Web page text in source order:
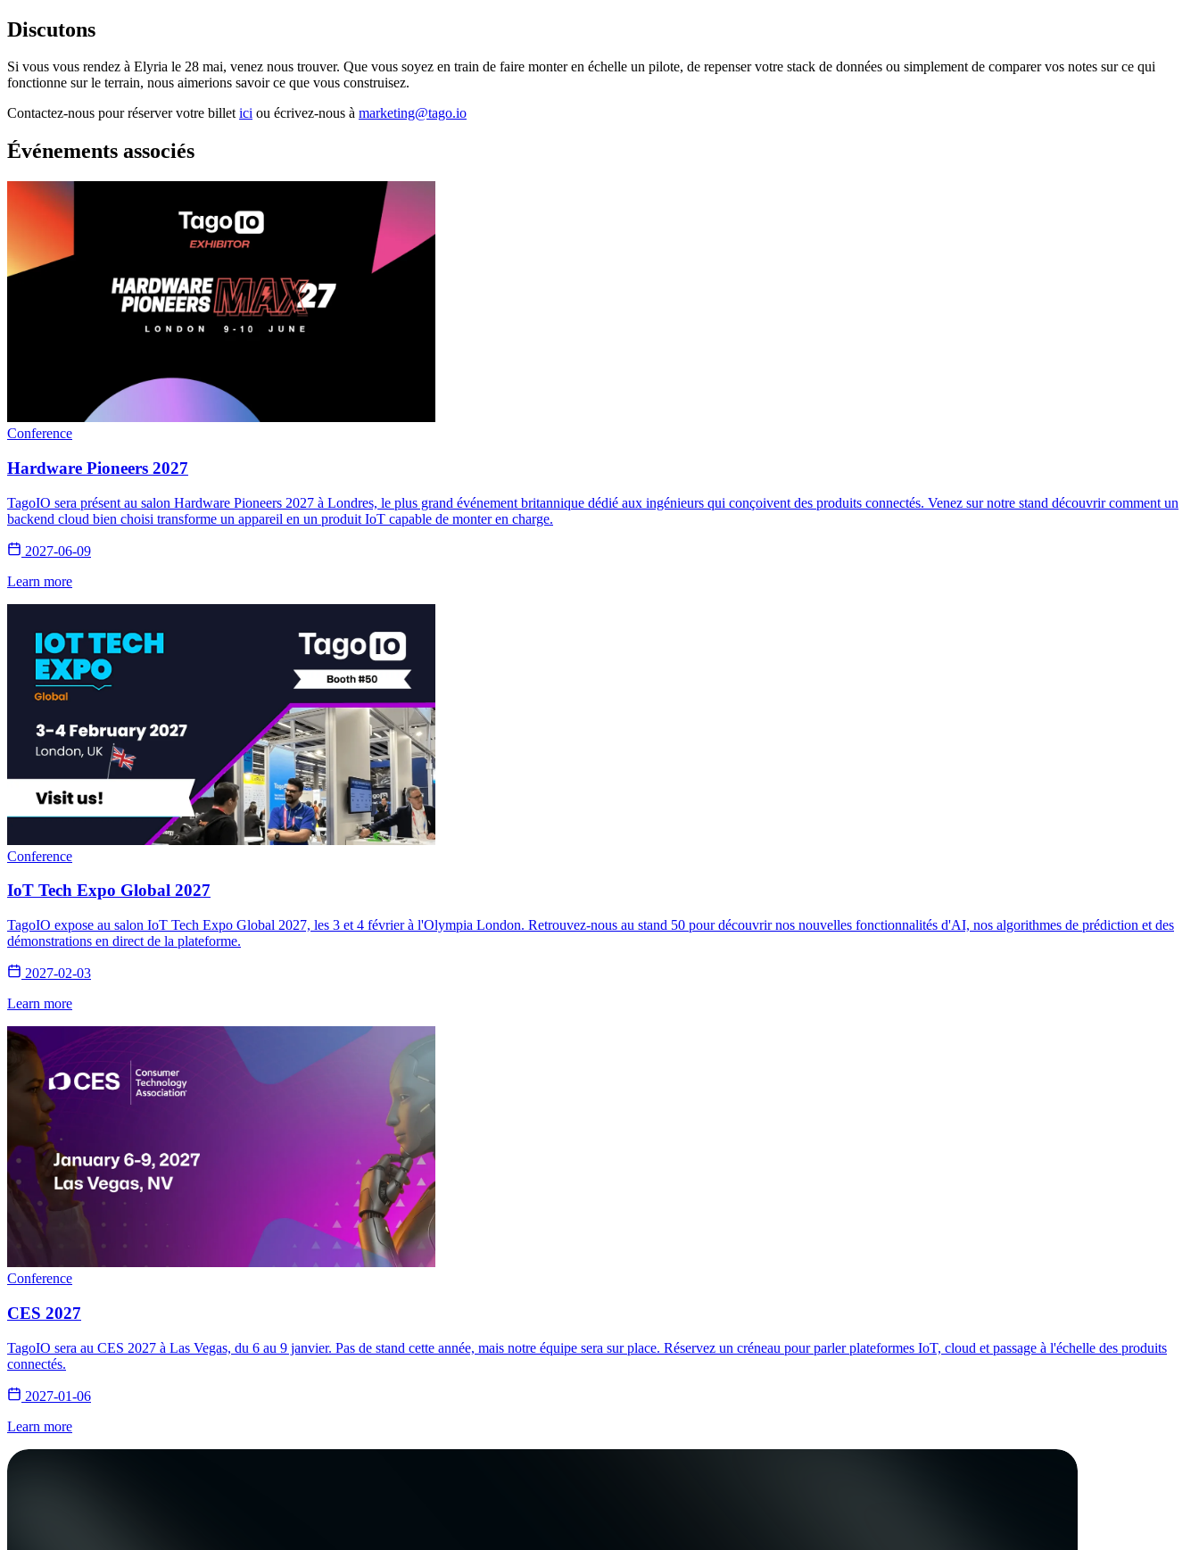
Discutons
Si vous vous rendez à Elyria le 28 mai, venez nous trouver. Que vous soyez en train de faire monter en échelle un pilote, de repenser votre stack de données ou simplement de comparer vos notes sur ce qui
fonctionne sur le terrain, nous aimerions savoir ce que vous construisez.
Contactez-nous pour réserver votre billetici ou écrivez-nous à marketing@tago.io
Événements associés
Conference
Hardware Pioneers 2027
TagoIO sera présent au salon Hardware Pioneers 2027 à Londres, le plus grand événement britannique dédié aux ingénieurs qui conçoivent des produits connectés. Venez sur notre stand découvrir comment un
backend cloud bien choisi transforme un appareil en un produit IoT capable de monter en charge.
2027-06-09
Learn more
Conference
IoT Tech Expo Global 2027
TagoIO expose au salon IoT Tech Expo Global 2027, les 3 et 4 février à l'Olympia London. Retrouvez-nous au stand 50 pour découvrir nos nouvelles fonctionnalités d'AI, nos algorithmes de prédiction et des
démonstrations en direct de la plateforme.
2027-02-03
Learn more
Conference
CES 2027
TagoIO sera au CES 2027 à Las Vegas, du 6 au 9 janvier. Pas de stand cette année, mais notre équipe sera sur place. Réservez un créneau pour parler plateformes IoT, cloud et passage à l'échelle des produits
connectés.
2027-01-06
Learn more